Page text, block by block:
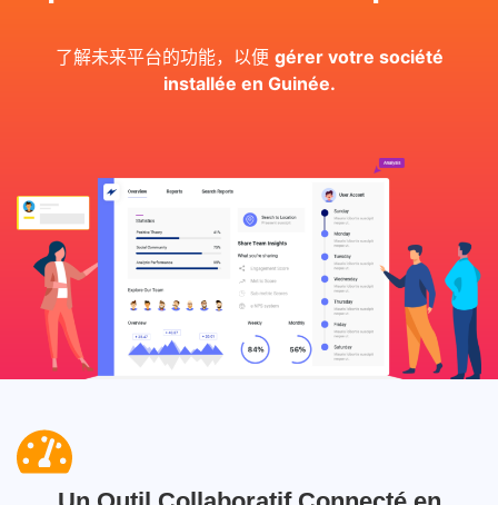
了解未来平台的功能，以便 gérer votre société
installée en Guinée.